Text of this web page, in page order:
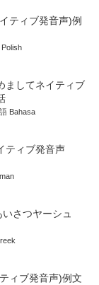
ティブ発音声)例
ましてネイティブ
Bahasa
ティブ発音声
さつヤーシュ
ィブ発音声)例文